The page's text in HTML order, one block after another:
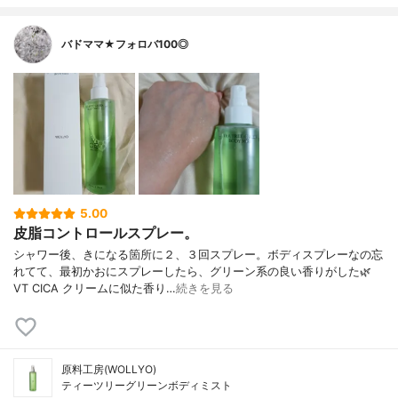
バドママ★フォロバ100◎
5.00
皮脂コントロールスプレー。
シャワー後、きになる箇所に２、３回スプレー。ボディスプレーなの忘
れてて、最初かおにスプレーしたら、グリーン系の良い香りがした🌿
VT CICA クリームに似た香り…続きを見る
原料工房(WOLLYO)
ティーツリーグリーンボディミスト